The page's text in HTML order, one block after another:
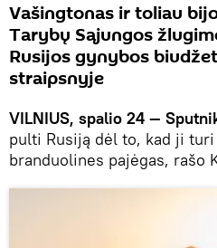
Vašingtonas ir toliau
Tarybų Sąjungos
Rusijos gynybos
straipsnyje
VILNIUS, spalio 24 —
pulti Rusiją dėl to, kad ji
branduolines pajėgas, rašo